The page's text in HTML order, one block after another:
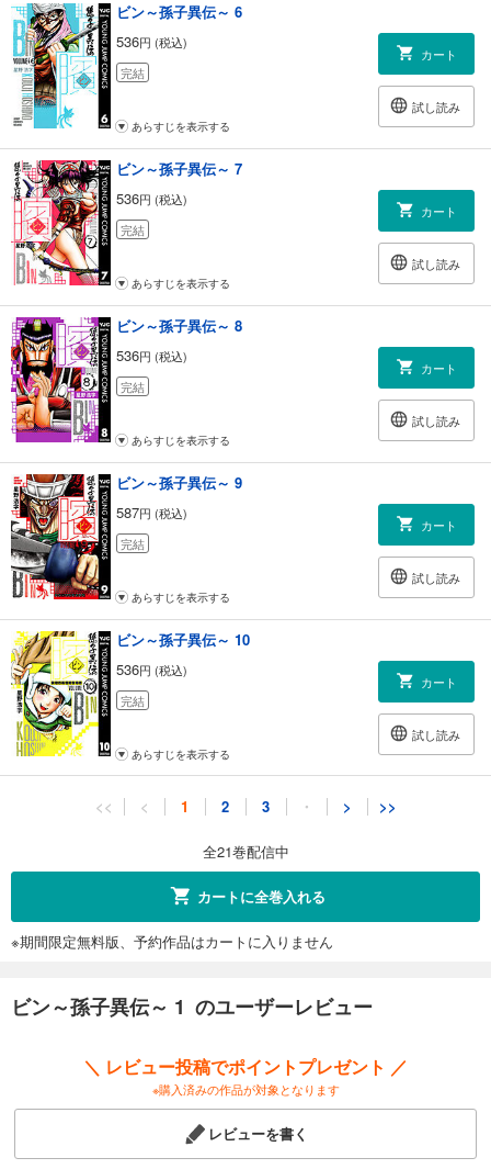
ビン～孫子異伝～ 6
536円 (税込)
完結
カート
試し読み
あらすじを表示する
ビン～孫子異伝～ 7
536円 (税込)
完結
カート
試し読み
あらすじを表示する
ビン～孫子異伝～ 8
536円 (税込)
完結
カート
試し読み
あらすじを表示する
ビン～孫子異伝～ 9
587円 (税込)
完結
カート
試し読み
あらすじを表示する
ビン～孫子異伝～ 10
536円 (税込)
完結
カート
試し読み
あらすじを表示する
ビン～孫子異伝～ 11
ビン～孫子異伝～ 12
完結
あらすじを表示する
ビン～孫子異伝～ 13
円 (税込)
<< < 1 2 3 ・ > >>
全21巻配信中
カートに全巻入れる
※期間限定無料版、予約作品はカートに入りません
ビン～孫子異伝～ 1 のユーザーレビュー
＼ レビュー投稿でポイントプレゼント ／
※購入済みの作品が対象となります
レビューを書く